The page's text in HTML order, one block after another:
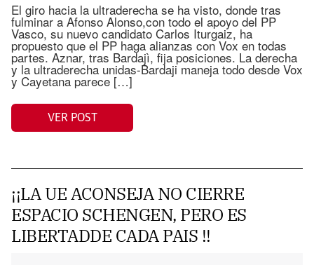
El giro hacia la ultraderecha se ha visto, donde tras
fulminar a Afonso Alonso,con todo el apoyo del PP
Vasco, su nuevo candidato Carlos Iturgaiz, ha
propuesto que el PP haga alianzas con Vox en todas
partes. Aznar, tras Bardajì, fija posiciones. La derecha
y la ultraderecha unidas-Bardaji maneja todo desde Vox
y Cayetana parece […]
VER POST
¡¡LA UE ACONSEJA NO CIERRE
ESPACIO SCHENGEN, PERO ES
LIBERTADDE CADA PAIS !!